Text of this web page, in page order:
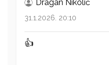
Dragan Nikolić
31.1.2026. 20:10
👍